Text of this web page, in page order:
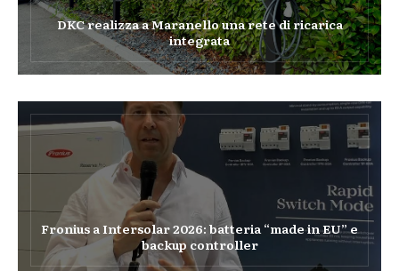
DKC realizza a Maranello una rete di ricarica
integrata
Fronius a Intersolar 2026: batteria “made in EU” e
backup controller